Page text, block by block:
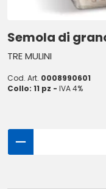
Semola di
TRE MULINI
Cod. Art. 0008990601
Collo: 11 pz - IVA 4%